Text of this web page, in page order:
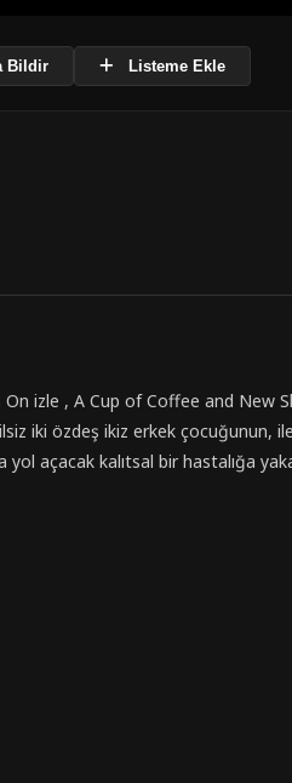
Bildir Listeme Ekle
izle , A Cup of Coffee and New
iki özdeş ikiz erkek çocuğunun,
açacak kalıtsal bir hastalığa